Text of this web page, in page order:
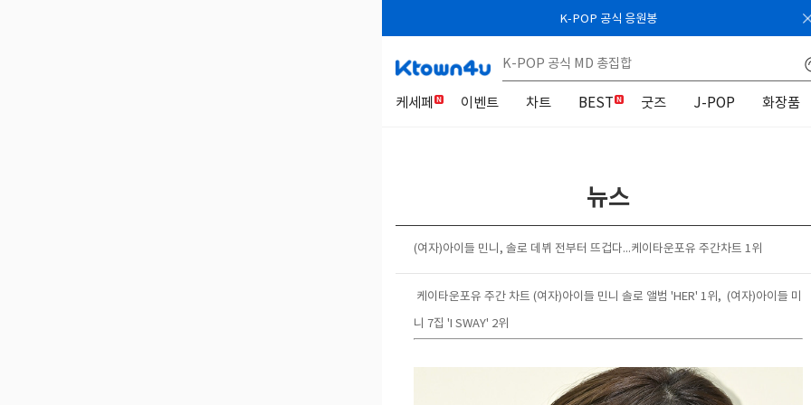
K-POP 공식 응원봉
케세페 이벤트 차트 BEST 굿즈 J-POP 화장품
뉴스
(여자)아이들 민니, 솔로 데뷔 전부터 뜨겁다...케이타운포유 주간차트 1위
케이타운포유 주간 차트 (여자)아이들 민니 솔로 앨범 'HER' 1위, (여자)아이들 미
니 7집 'I SWAY' 2위